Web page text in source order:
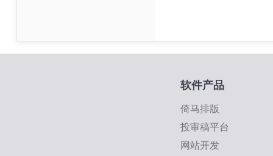
软件产品
倚马排版
投审稿平台
网站开发